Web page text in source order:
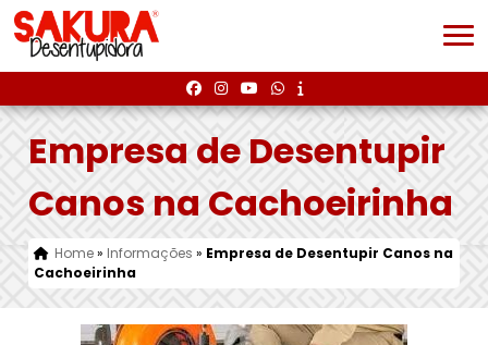
Empresa de Desentupir
Canos na Cachoeirinha
Home» Informações » Empresa de Desentupir Canos na
Cachoeirinha